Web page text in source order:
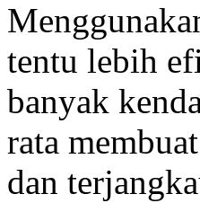
tentu lebih
banyak
rata
dan